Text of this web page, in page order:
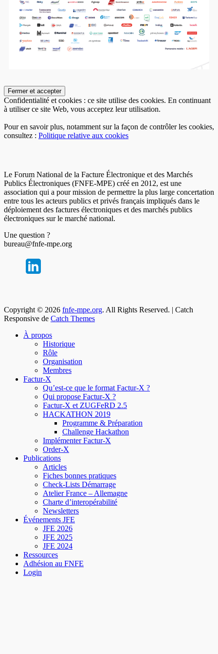
Confidentialité et cookies : ce site utilise des cookies. En continuant
à utiliser ce site Web, vous acceptez leur utilisation.
Pour en savoir plus, notamment sur la façon de contrôler les cookies,
consultez : Politique relative aux cookies
Le Forum National de la Facture Électronique et des Marchés
Publics Électroniques (FNFE-MPE) créé en 2012, est une
association qui a pour mission de permettre la plus large concertation
entre tous les acteurs publics et privés français impliqués dans le
déploiement des factures électroniques et des marchés publics
électroniques sur le marché national.
Une question ?
bureau@fnfe-mpe.org
Copyright © 2026 fnfe-mpe.org. All Rights Reserved. | Catch
Responsive de Catch Themes
À propos
Historique
Rôle
Organisation
Membres
Factur-X
Qu’est-ce que le format Factur-X ?
Qui propose Factur-X ?
Factur-X et ZUGFeRD 2.5
HACKATHON 2019
Programme & Préparation
Challenge Hackathon
Implémenter Factur-X
Order-X
Publications
Articles
Fiches bonnes pratiques
Check-Lists Démarrage
Atelier France – Allemagne
Charte d’interopérabilité
Newsletters
Événements JFE
JFE 2026
JFE 2025
JFE 2024
Ressources
Adhésion au FNFE
Login